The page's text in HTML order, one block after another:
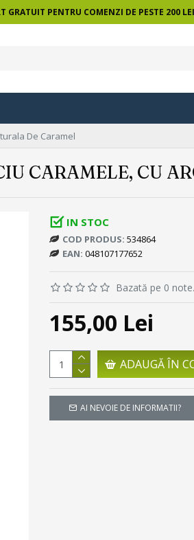
GRATUIT PENTRU COMENZI DE PESTE 200 LEI
De Caramel
CARAMELE, CU
IN STOC
COD PRODUS: 534864
EAN: 048107177652
Bazată pe 0 note.
155,00 Lei
ADAUGĂ ÎN
AI NEVOIE DE INFORMATII?